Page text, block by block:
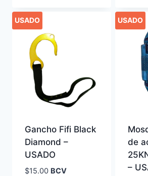
USADO
Gancho Fifi Black
Diamond –
USADO
$15.00 BCV
USADO
de
–